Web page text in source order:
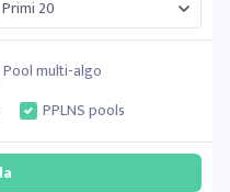
Pool multi-algo
PPLNS pools